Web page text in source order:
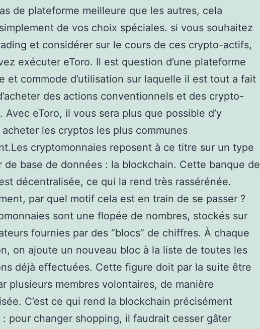
de plateforme meilleure que les autres, cela
de vos choix spéciales. si vous souhaitez
et considérer sur le cours de ces crypto-actifs,
exécuter eToro. Il est question d’une plateforme
et commode d’utilisation sur laquelle il est tout a fait
des actions conventionnels et des crypto-
Avec eToro, il vous sera plus que possible d’y
acheter les cryptos les plus communes
cryptomonnaies reposent à ce titre sur un type
de base de données : la blockchain. Cette banque de
décentralisée, ce qui la rend très rassérénée.
par quel motif cela est en train de se passer ?
sont une flopée de nombres, stockés sur
fournies par des “blocs” de chiffres. À chaque
on ajoute un nouveau bloc à la liste de toutes les
déjà effectuées. Cette figure doit par la suite être
plusieurs membres volontaires, de manière
C’est ce qui rend la blockchain précisément
: pour changer shopping, il faudrait cesser gâter